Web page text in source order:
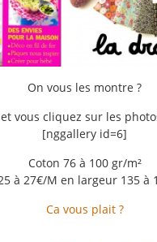
On vous les montre ?
et vous cliquez sur les
[nggallery id=6]
Coton 76 à 100 gr/m²
à 27€/M en largeur 135 à
Ca vous plait ?